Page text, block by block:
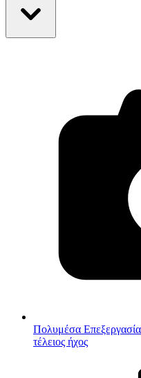
Πολυμέσα
τέλειος ήχος